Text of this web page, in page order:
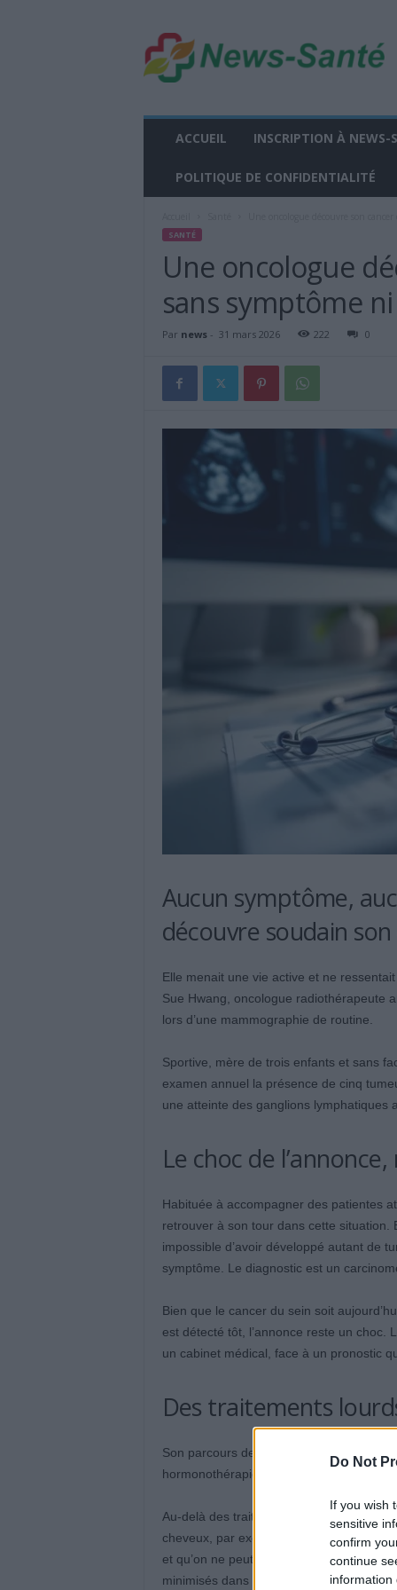
Do Not
If you wish
sensitive
confirm
continue
information
w
s
ACCUEIL INSCRIPTION À NEWS-
POLITIQUE DE CONFIDENTIALITÉ
SANTÉ
Une oncologue
sans symptôme
Par news- 31 mars 2026 222 0
Aucun symptôme,
découvre soudain
Elle menait une vie active et ne
Sue Hwang, oncologue radiothérapeute
lors d’une mammographie de routine.
Sportive, mère de trois enfants et sans
examen annuel la présence de cinq
une atteinte des ganglions lymphatiques
Le choc de
Habituée à accompagner des patientes
retrouver à son tour dans cette situation.
impossible d’avoir développé autant de
symptôme. Le diagnostic est un
Bien que le cancer du sein soit
est détecté tôt, l’annonce reste un
un cabinet médical, face à un pronostic
Des traitements
Son parcours de soins a été intense :
hormonothérapie sur plusieurs années.
Au-delà des traitements, c’est
cheveux, par exemple, a marqué un
et qu’on ne peut rien y faire. Elle a
minimisés dans sa pratique.